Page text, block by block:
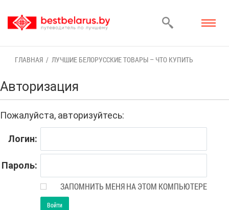
ГЛАВ­НАЯ ЛУЧ­ШИЕ БЕ­ЛО­РУС­СКИЕ ТО­ВА­РЫ – ЧТО КУ­ПИТЬ
Ав­то­ри­за­ция
По­жа­луй­ста, ав­то­ри­зуй­тесь:
Ло­гин:
Па­роль:
ЗАПОМНИТЬ МЕНЯ НА ЭТОМ КОМПЬЮТЕРЕ